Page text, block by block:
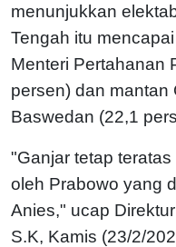
menunjukkan
Tengah itu
Menteri Pertahanan
persen) dan mantan
Baswedan (22,1
"Ganjar tetap
oleh Prabowo yang
Anies," ucap
S.K, Kamis (23/2/